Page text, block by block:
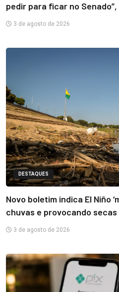
pedir para ficar no Senado”,
3 de agosto de 2026
DESTAQUES
Novo boletim indica El Niño
chuvas e provocando secas
3 de agosto de 2026